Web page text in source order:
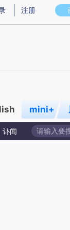
意图存在偏差。不
注册
mini+
讣闻